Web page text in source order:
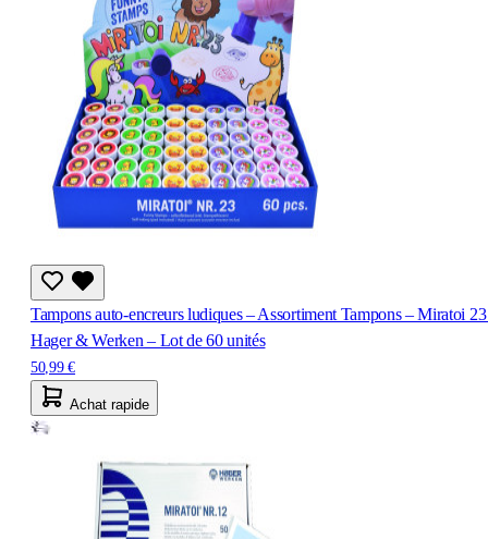
Tampons auto-encreurs ludiques – Assortiment Tampons – Miratoi
Hager & Werken – Lot de 60 unités
50,99 €
Achat rapide